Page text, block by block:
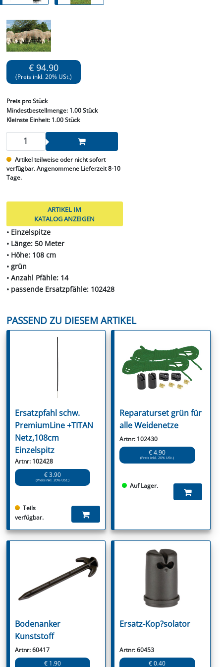
€ 94.90
(Preis inkl. 20% USt.)
Preis pro Stück
Mindestbestellmenge: 1.00 Stück
Kleinste Einheit:1.00 Stück
Artikel teilweise oder nicht sofort
verfügbar. Angenommene Lieferzeit 8-10
Tage.
ARTIKEL IM
KATALOG ANZEIGEN
• Einzelspitze
• Länge: 50 Meter
• Höhe: 108 cm
• grün
• Anzahl Pfähle: 14
• passende Ersatzpfähle: 102428
PASSEND ZU DIESEM ARTIKEL
Ersatzpfahl schw.
PremiumLine +TITAN
Netz,108cm
Einzelspitz
Artnr: 102428
€ 3.90
(Preis inkl. 20% USt.)
Teils
verfügbar.
Reparaturset grün für
alle Weidenetze
Artnr: 102430
€ 4.90
(Preis inkl. 20% USt.)
Auf Lager.
Bodenanker
Kunststoff
Artnr: 60417
€ 1.90
Ersatz-Kop?solator
Artnr: 60453
€ 0.40